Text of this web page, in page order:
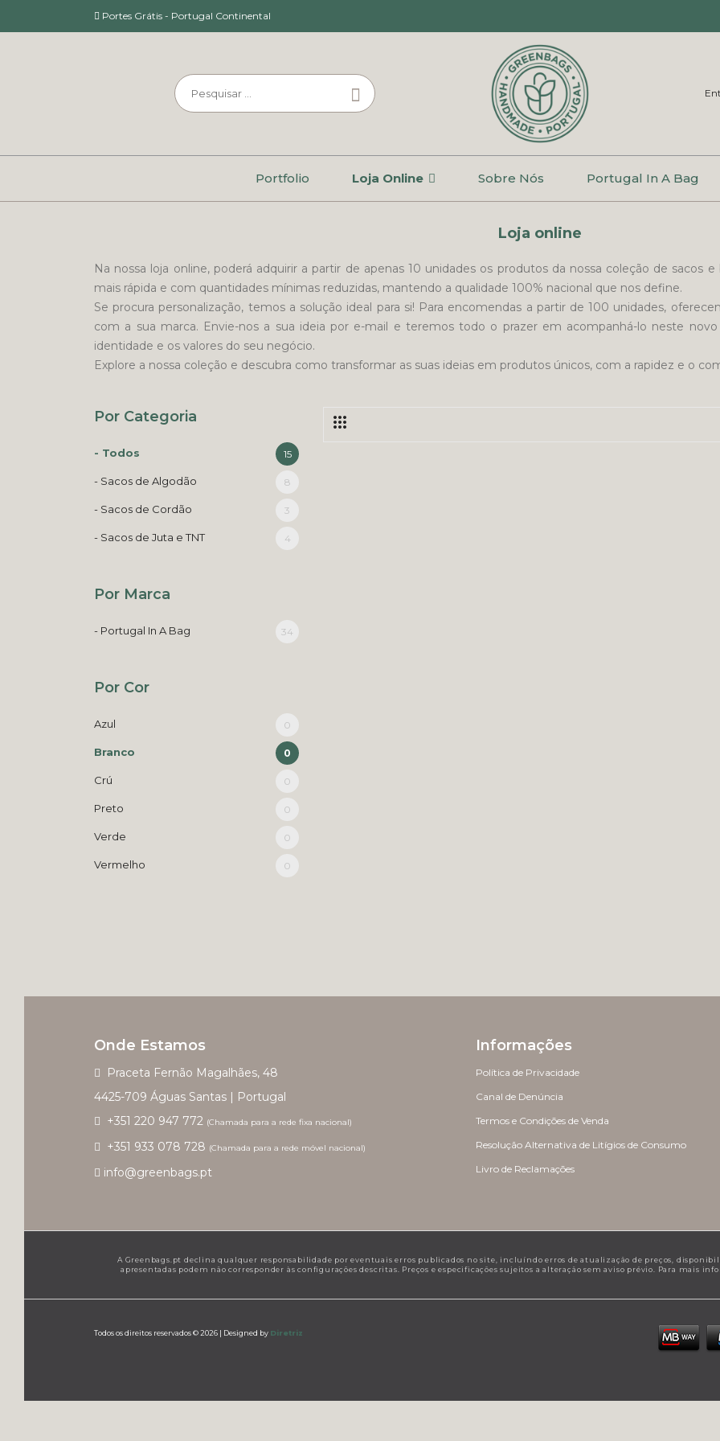
Portes Grátis - Portugal Continental
Portfolio Loja Online Sobre Nós Portugal In A Bag
Loja online
Na nossa loja online, poderá adquirir a partir de apenas 10 unidades os produtos da nossa coleção de sacos
mais rápida e com quantidades mínimas reduzidas, mantendo a qualidade 100% nacional que nos define.
Se procura personalização, temos a solução ideal para si! Para encomendas a partir de 100 unidades,
com a sua marca. Envie-nos a sua ideia por e-mail e teremos todo o prazer em acompanhá-lo neste
identidade e os valores do seu negócio.
Explore a nossa coleção e descubra como transformar as suas ideias em produtos únicos, com a rapidez e o
Por Categoria
- Todos 15
- Sacos de Algodão 8
- Sacos de Cordão 3
- Sacos de Juta e TNT 4
Por Marca
- Portugal In A Bag 34
Por Cor
Azul 0
Branco 0
Crú 0
Preto 0
Verde 0
Vermelho 0
Onde Estamos
Praceta Fernão Magalhães, 48
4425-709 Águas Santas | Portugal
+351 220 947 772 (Chamada para a rede fixa nacional)
+351 933 078 728 (Chamada para a rede móvel nacional)
info@greenbags.pt
Informações
Política de Privacidade
Canal de Denúncia
Termos e Condições de Venda
Resolução Alternativa de Litígios de Consumo
Livro de Reclamações
A Greenbags.pt declina qualquer responsabilidade por eventuais erros publicados no site, incluíndo erros de atualização de preços,
apresentadas podem não corresponder às configurações descritas. Preços e especificações sujeitos a alteração sem aviso prévio. Para mais
Todos os direitos reservados © 2026 | Designed by Diretriz